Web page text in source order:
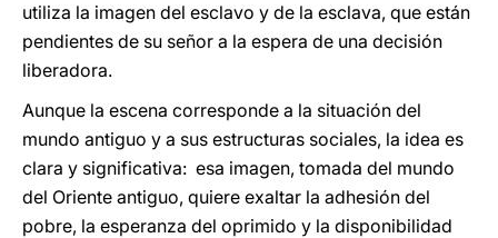
utiliza la imagen del esclavo y de la esclava, que están
pendientes de su señor a la espera de una decisión
liberadora.
Aunque la escena corresponde a la situación del
mundo antiguo y a sus estructuras sociales, la idea es
clara y significativa: esa imagen, tomada del mundo
del Oriente antiguo, quiere exaltar la adhesión del
pobre, la esperanza del oprimido y la disponibilidad